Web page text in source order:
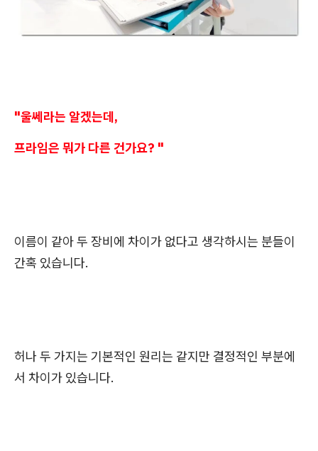
"울쎄라는 알겠는데,
프라임은 뭐가 다른 건가요? "
이름이 같아 두 장비에 차이가 없다고 생각하시는 분들이
간혹 있습니다.
허나 두 가지는 기본적인 원리는 같지만 결정적인 부분에
서 차이가 있습니다.